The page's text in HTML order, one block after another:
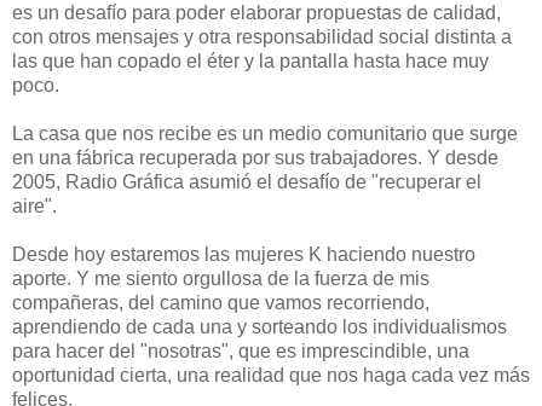
es un desafío para poder elaborar propuestas de calidad,
con otros mensajes y otra responsabilidad social distinta a
las que han copado el éter y la pantalla hasta hace muy
poco.
La casa que nos recibe es un medio comunitario que surge
en una fábrica recuperada por sus trabajadores. Y desde
2005, Radio Gráfica asumió el desafío de "recuperar el
aire".
Desde hoy estaremos las mujeres K haciendo nuestro
aporte. Y me siento orgullosa de la fuerza de mis
compañeras, del camino que vamos recorriendo,
aprendiendo de cada una y sorteando los individualismos
para hacer del "nosotras", que es imprescindible, una
oportunidad cierta, una realidad que nos haga cada vez más
felices.